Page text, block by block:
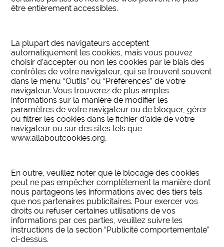
être entièrement accessibles.
La plupart des navigateurs acceptent
automatiquement les cookies, mais vous pouvez
choisir d’accepter ou non les cookies par le biais des
contrôles de votre navigateur, qui se trouvent souvent
dans le menu “Outils” ou “Préférences” de votre
navigateur. Vous trouverez de plus amples
informations sur la manière de modifier les
paramètres de votre navigateur ou de bloquer, gérer
ou filtrer les cookies dans le fichier d’aide de votre
navigateur ou sur des sites tels que
www.allaboutcookies.org.
En outre, veuillez noter que le blocage des cookies
peut ne pas empêcher complètement la manière dont
nous partageons les informations avec des tiers tels
que nos partenaires publicitaires. Pour exercer vos
droits ou refuser certaines utilisations de vos
informations par ces parties, veuillez suivre les
instructions de la section “Publicité comportementale”
ci-dessus.